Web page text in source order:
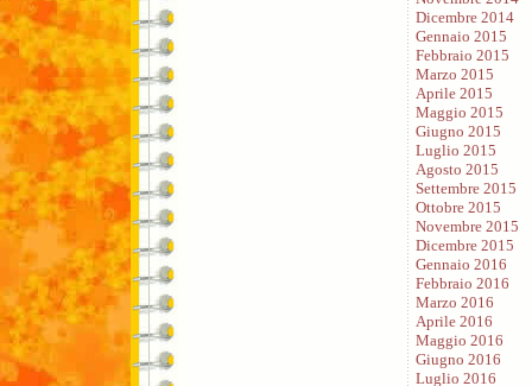
Dicembre 2014
Gennaio 2015
Febbraio 2015
Marzo 2015
Aprile 2015
Maggio 2015
Giugno 2015
Luglio 2015
Agosto 2015
Settembre 2015
Ottobre 2015
Novembre 2015
Dicembre 2015
Gennaio 2016
Febbraio 2016
Marzo 2016
Aprile 2016
Maggio 2016
Giugno 2016
Luglio 2016